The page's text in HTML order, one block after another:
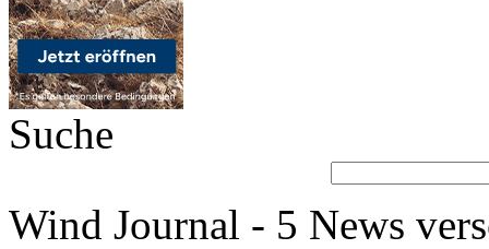
Suche
Wind Journal - 5 News